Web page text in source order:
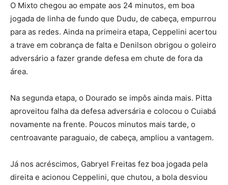
O Mixto chegou ao empate aos 24 minutos, em boa
jogada de linha de fundo que Dudu, de cabeça, empurrou
para as redes. Ainda na primeira etapa, Ceppelini acertou
a trave em cobrança de falta e Denilson obrigou o goleiro
adversário a fazer grande defesa em chute de fora da
área.
Na segunda etapa, o Dourado se impôs ainda mais. Pitta
aproveitou falha da defesa adversária e colocou o Cuiabá
novamente na frente. Poucos minutos mais tarde, o
centroavante paraguaio, de cabeça, ampliou a vantagem.
Já nos acréscimos, Gabryel Freitas fez boa jogada pela
direita e acionou Ceppelini, que chutou, a bola desviou